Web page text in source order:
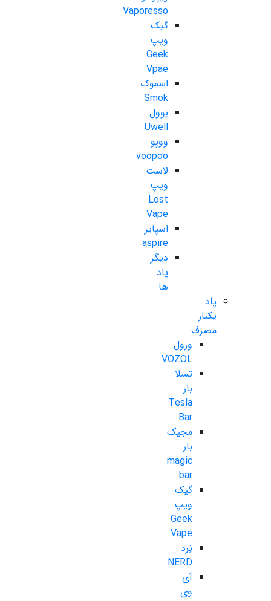
Vaporesso
گیک
ویپ
Geek
Vpae
اسموک
Smok
یوول
Uwell
ووپو
voopoo
لاست
ویپ
Lost
Vape
اسپایر
aspire
دیگر
پاد
ها
پاد
یکبار
مصرف
وزول
VOZOL
تسلا
بار
Tesla
Bar
مجیک
بار
magic
bar
گیک
ویپ
Geek
Vape
نِرد
NERD
آی
وی